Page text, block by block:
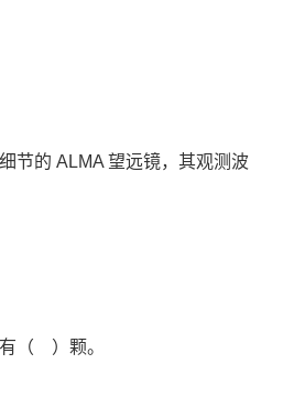
节的 ALMA 望远镜，其观测波
（ ）颗。